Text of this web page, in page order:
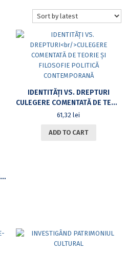
IDENTITĂȚI VS. DREPTURI
CULEGERE COMENTATĂ DE TEORIE ȘI FILOSOFIE POLITICĂ CONTEMPORANĂ
61,32lei
ADD TO CART